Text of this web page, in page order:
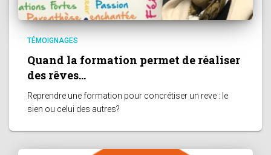
TÉMOIGNAGES
Quand la formation permet de réaliser
des rêves…
Reprendre une formation pour concrétiser un reve : le
sien ou celui des autres?